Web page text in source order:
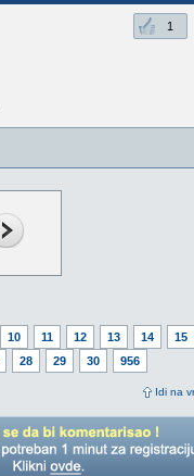
10 11 12 13 14
15
28 29 30 956
Idi na
1